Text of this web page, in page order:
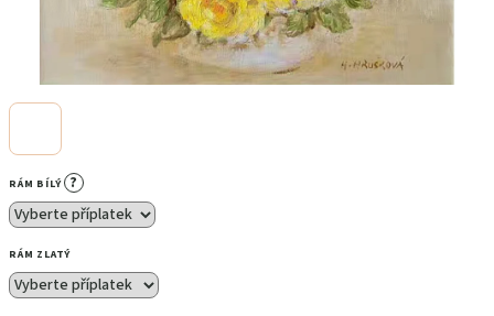
RÁM BÍLÝ ?
RÁM ZLATÝ